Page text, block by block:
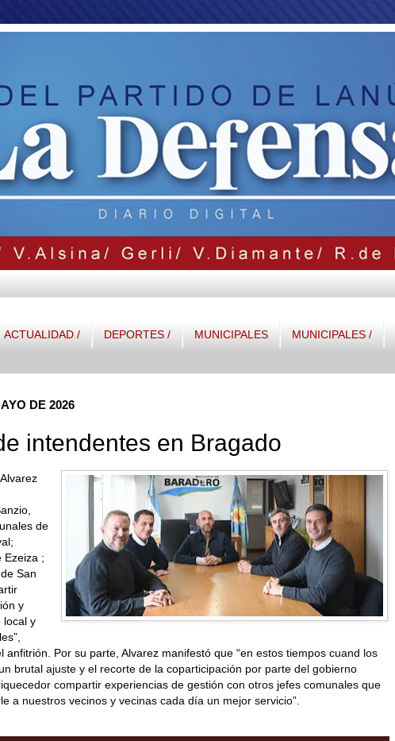
ACTUALIDAD / DEPORTES / MUNICIPALES MUNICIPALES /
DE 2026
intendentes en Bragado
de
Ezeiza ;
San
y
local y
anfitrión. Por su parte, Alvarez manifestó que “en estos tiempos cuand los
brutal ajuste y el recorte de la coparticipación por parte del gobierno
compartir experiencias de gestión con otros jefes comunales que
a nuestros vecinos y vecinas cada día un mejor servicio”.